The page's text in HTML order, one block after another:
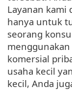
Layanan kami
hanya untuk
seorang
komersial
usaha kecil
kecil, Anda